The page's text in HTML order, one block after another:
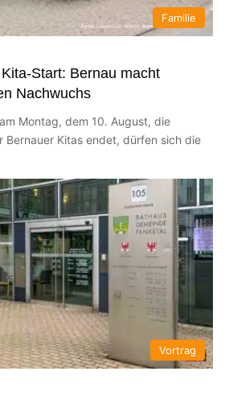
Familie
Start: Bernau macht
Nachwuchs
Montag, dem 10. August, die
Bernauer Kitas endet, dürfen sich die
Vortrag